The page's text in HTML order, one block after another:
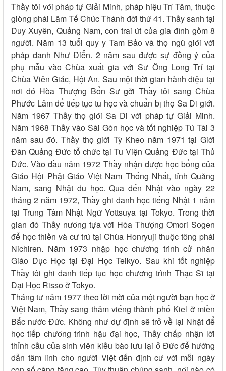
Thầy tôi với pháp tự Giải Minh, pháp hiệu Trí Tâm, thuộc
giòng phái Lâm Tế Chúc Thánh đời thứ 41. Thầy sanh tại
Duy Xuyên, Quảng Nam, con trai út của gia đình gồm 8
người. Năm 13 tuổi quy y Tam Bảo và thọ ngũ giới với
pháp danh Như Điển. 2 năm sau được sự đồng ý của
phụ mẫu vào Chùa xuất gia với Sư Ông Long Trí tại
Chùa Viên Giác, Hội An. Sau một thời gian hành điệu tại
nơi đó Hòa Thượng Bổn Sư gởi Thầy tôi sang Chùa
Phước Lâm để tiếp tục tu học và chuẩn bị thọ Sa Di giới.
Năm 1967 Thầy thọ giới Sa Di với pháp tự Giải Minh.
Năm 1968 Thầy vào Sài Gòn học và tốt nghiệp Tú Tài 3
năm sau đó. Thầy thọ giới Tỳ Kheo năm 1971 tại Giới
Đàn Quảng Đức tổ chức tại Tu Viện Quảng Đức tại Thủ
Đức. Vào đầu năm 1972 Thầy nhận được học bổng của
Giáo Hội Phật Giáo Việt Nam Thống Nhất, tỉnh Quảng
Nam, sang Nhật du học. Qua đến Nhật vào ngày 22
tháng 2 năm 1972, Thầy ghi danh học tiếng Nhật 1 năm
tại Trung Tâm Nhật Ngữ Yottsuya tại Tokyo. Trong thời
gian đó Thầy nương tựa với Hòa Thượng Omori Sogen
để học thiền và cư trú tại Chùa Honryuji thuộc tông phái
Nichiren. Năm 1973 nhập học chương trình cử nhân
Giáo Dục Học tại Đại Học Teikyo. Sau khi tốt nghiệp
Thầy tôi ghi danh tiếp tục học chương trình Thạc Sĩ tại
Đại Học Risso ở Tokyo.
Tháng tư năm 1977 theo lời mời của một người bạn học ở
Việt Nam, Thầy sang thăm viếng thành phố Kiel ở miền
Bắc nước Đức. Không như dự định sẽ trở về lại Nhật để
học tiếp chương trình hậu đại học, Thầy chấp nhận lời
thỉnh cầu của sinh viên kiều bào lưu lại ở Đức để hướng
dẫn tâm linh cho người Việt đến định cư với mỗi ngày